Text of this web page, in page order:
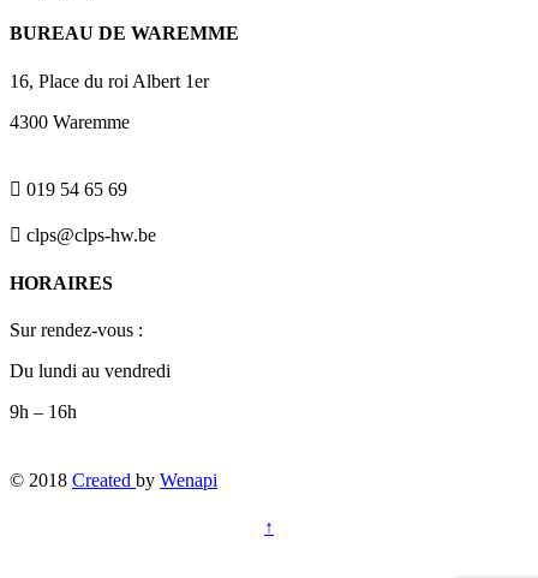
BUREAU DE WAREMME
16, Place du roi Albert 1er
4300 Waremme
 019 54 65 69
 clps@clps-hw.be
HORAIRES
Sur rendez-vous :
Du lundi au vendredi
9h – 16h
© 2018 Created by Wenapi
↑